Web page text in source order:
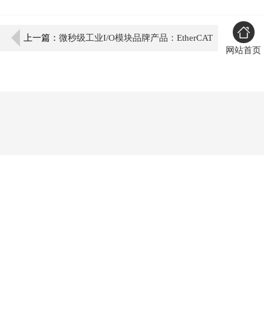
上一篇： 微秒级工业I/O模块品牌产品：EtherCAT
网站首页